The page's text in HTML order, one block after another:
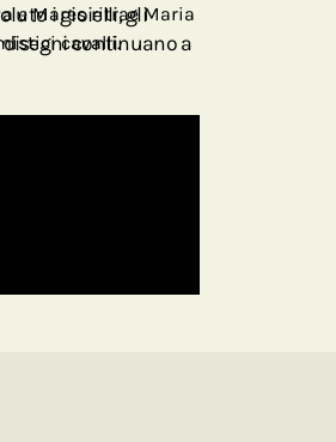
i gioielli, gli
disegni continuano a
e Mares ritrae Maria
cavalli.